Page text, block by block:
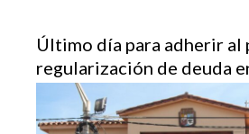
Último día para adherir al
regularización de deuda